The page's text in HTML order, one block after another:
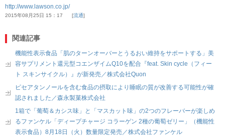
http://www.lawson.co.jp/
2015年08月25日 15：17 流通
関連記事
機能性表示食品「肌のターンオーバーとうるおい維持をサポートする」美
容サプリメント還元型コエンザイムQ10を配合『feat. Skin cycle（フィー
ト スキンサイクル）』が新発売／株式会社Quon
ピセアタンノールを含む食品の摂取により睡眠の質が改善する可能性が確
認されました／森永製菓株式会社
1箱で「葡萄＆カシス味」と「マスカット味」の2つのフレーバーが楽しめ
るファンケル「ディープチャージ コラーゲン 2種の葡萄ゼリー」（機能性
表示食品）8月18日（火）数量限定発売／株式会社ファンケル